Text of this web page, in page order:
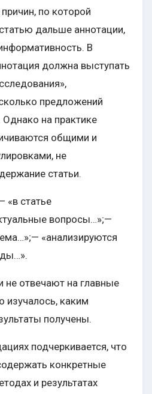
по которой
дальше аннотации,
В
должна выступать
предложений
Однако на практике
общими и
не
статьи.
«в статье
вопросы…»;—
«анализируются
не отвечают на главные
изучалось, каким
получены.
подчеркивается, что
конкретные
и результатах